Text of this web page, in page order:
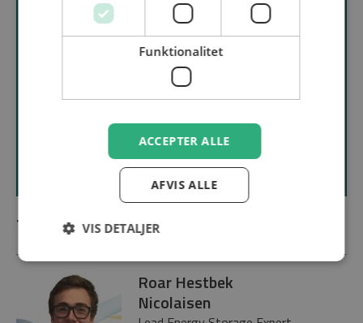
14:15-14:30: Fælles dialog og feedback
samt afsluttende bemærkninger
Tore Friis Gad Kjeld, Head of Data Services
ved Center Denmark
Gunnar Rohde, Research and Development
Roar Hestbek Nicolaisen, Lead Energy
Storage Expert ved Hybrid Greentech
Talere
Roar Hestbek
Nicolaisen
Funktionalitet
ACCEPTER ALLE
AFVIS ALLE
VIS DETALJER